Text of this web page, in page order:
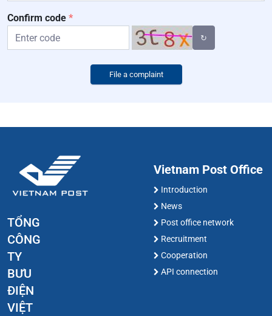
Confirm code *
↻
File a complaint
TỔNG
CÔNG
TY
BƯU
ĐIỆN
VIỆT
Vietnam Post Office
Introduction
News
Post office network
Recruitment
Cooperation
API connection